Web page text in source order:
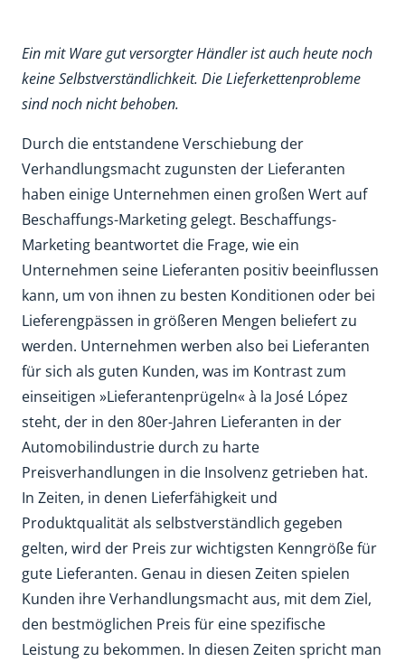
Ein mit Ware gut versorgter Händler ist auch heute noch
keine Selbstverständlichkeit. Die Lieferkettenprobleme
sind noch nicht behoben.
Durch die entstandene Verschiebung der
Verhandlungsmacht zugunsten der Lieferanten
haben einige Unternehmen einen großen Wert auf
Beschaffungs-Marketing gelegt. Beschaffungs-
Marketing beantwortet die Frage, wie ein
Unternehmen seine Lieferanten positiv beeinflussen
kann, um von ihnen zu besten Konditionen oder bei
Lieferengpässen in größeren Mengen beliefert zu
werden. Unternehmen werben also bei Lieferanten
für sich als guten Kunden, was im Kontrast zum
einseitigen »Lieferantenprügeln« à la José López
steht, der in den 80er-Jahren Lieferanten in der
Automobilindustrie durch zu harte
Preisverhandlungen in die Insolvenz getrieben hat.
In Zeiten, in denen Lieferfähigkeit und
Produktqualität als selbstverständlich gegeben
gelten, wird der Preis zur wichtigsten Kenngröße für
gute Lieferanten. Genau in diesen Zeiten spielen
Kunden ihre Verhandlungsmacht aus, mit dem Ziel,
den bestmöglichen Preis für eine spezifische
Leistung zu bekommen. In diesen Zeiten spricht man